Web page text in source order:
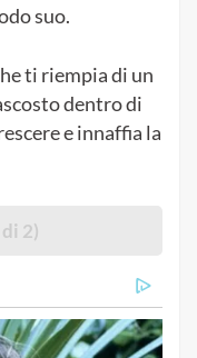
suo.
ti riempia di un
dentro di
e innaffia la
2)